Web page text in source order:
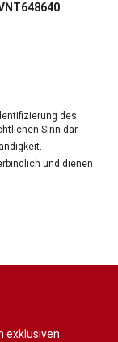
des
Sinn dar.
und dienen
exklusiven